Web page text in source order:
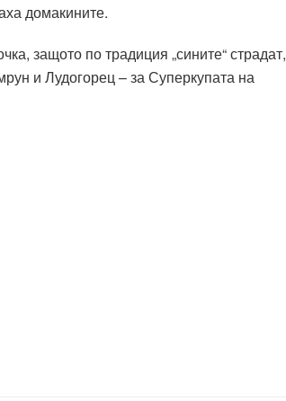
домакините.
защото по традиция „сините“ страдат,
и Лудогорец – за Суперкупата на